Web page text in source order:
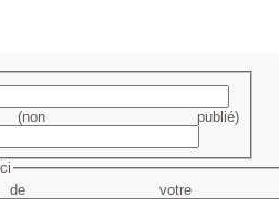
publié)
votre